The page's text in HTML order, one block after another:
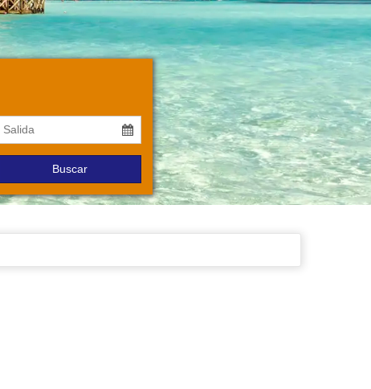
Buscar